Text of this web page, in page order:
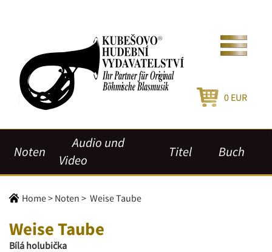
0 EUR
Noten
Audio und
Video
Titel Buch
Home> Noten > Weise Taube
Weise Taube
Bílá holubička